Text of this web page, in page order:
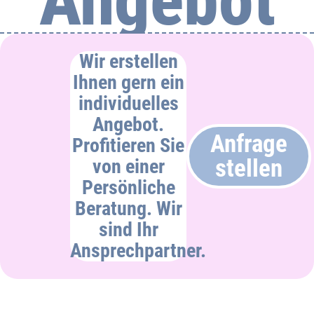
Wir erstellen
Ihnen gern ein
individuelles
Angebot.
Profitieren Sie
von einer
Persönliche
Beratung. Wir
sind Ihr
Ansprechpartner.
Anfrage
stellen